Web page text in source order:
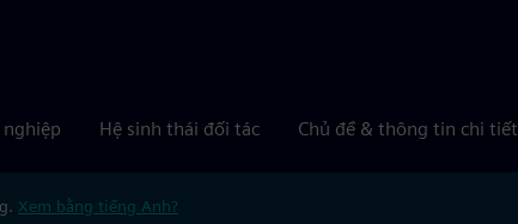
Hệ sinh thái đối tác Chủ đề & thông tin chi tiết
Xem bằng tiếng Anh?